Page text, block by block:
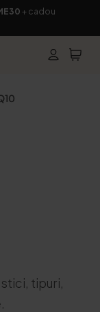
+ cadou
tipuri,